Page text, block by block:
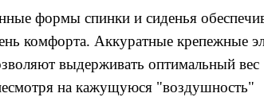
формы спинки и сиденья
комфорта. Аккуратные крепежные
выдерживать оптимальный вес
на кажущуюся "воздушность"